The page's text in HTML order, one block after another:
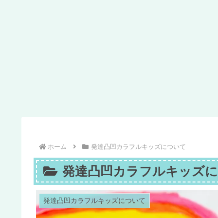
ホーム 発達凸凹カラフルキッズについて
発達凸凹カラフルキッズ
発達凸凹カラフルキッズについて